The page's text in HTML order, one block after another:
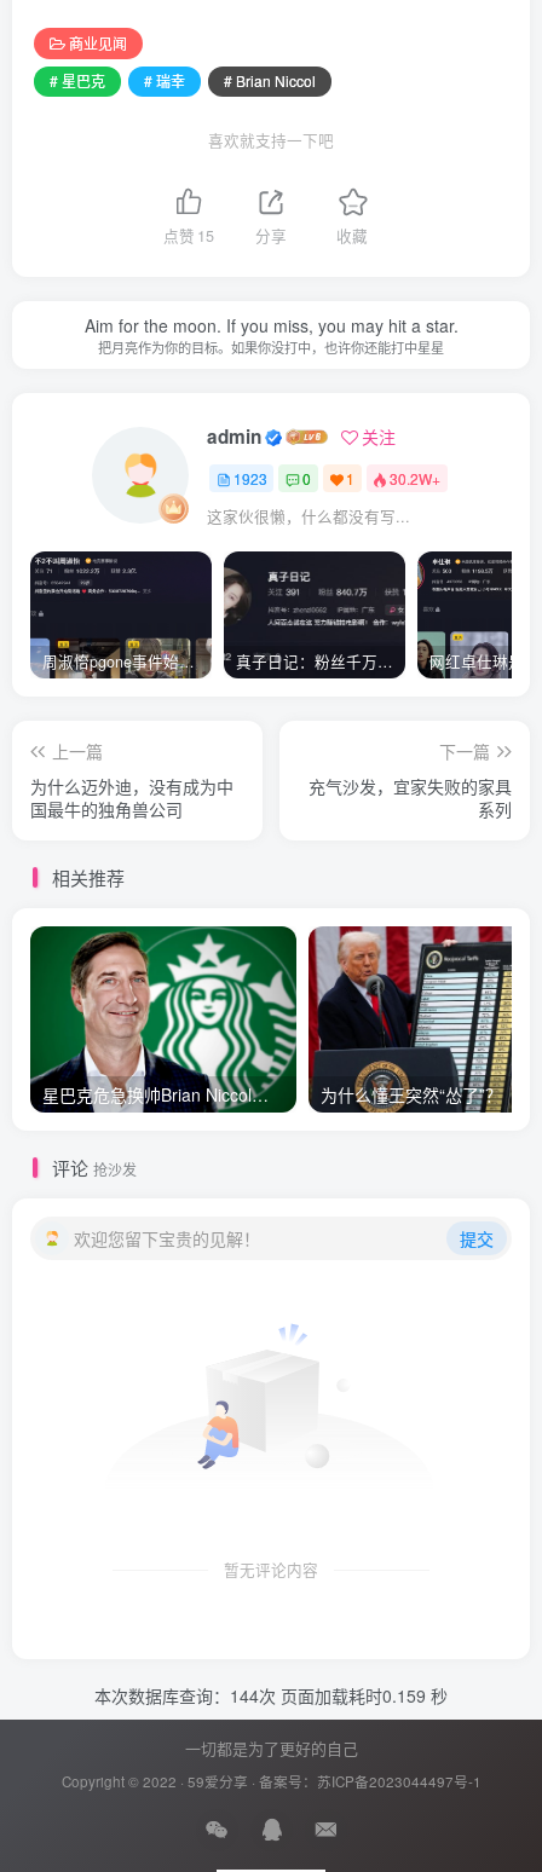
商业见闻
# 星巴克
# 瑞幸 # Brian Niccol
喜欢就支持一下吧
点赞 15 分享 收藏
Aim for the moon. If you miss, you may hit a star.
把月亮作为你的目标。如果你没打中，也许你还能打中星星
admin 关注
1923 0 1 30.2W+
这家伙很懒，什么都没有写...
周淑怡pgone事件始末，周淑怡现状 真子日记：粉丝千万的真子日记是最懂反转的网红吗？
上一篇
为什么迈外迪，没有成为中
国最牛的独角兽公司
下一篇
充气沙发，宜家失败的家具
系列
相关推荐
星巴克危急换帅Brian Niccol背水一战 为什么懂王突然“怂了”？
评论 抢沙发
欢迎您留下宝贵的见解！ 提交
暂无评论内容
本次数据库查询：144次 页面加载耗时0.159 秒
一切都是为了更好的自己
Copyright © 2022 · 59爱分享 · 备案号： 苏ICP备2023044497号-1